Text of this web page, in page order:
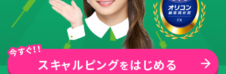
スキャルピングをはじめる